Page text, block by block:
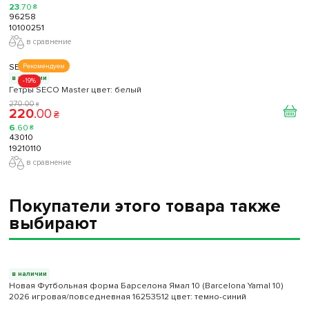
23.70 ₴
96258
10100251
в сравнение
Рекомендуем
-19%
SECO
в наличии
Гетры SECO Master цвет: белый
270.00 ₴
220.00 ₴
6.60 ₴
43010
19210110
в сравнение
Покупатели этого товара также
выбирают
в наличии
Новая Футбольная форма Барселона Ямал 10 (Barcelona Yamal 10)
2026 игровая/повседневная 16253512 цвет: темно-синий